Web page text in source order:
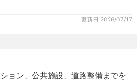
更新日 2026/07/17
ョン、公共施設、道路整備までを